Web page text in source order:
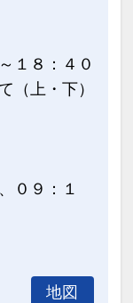
別注文で
ます。
休前日４
食は２２
衣は５５
が必要。
、施設利
年2
１８：４０
上・下）
０９：１
地図